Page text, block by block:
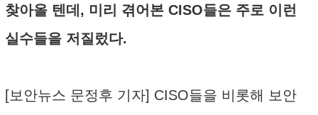
찾아올 텐데, 미리 겪어본 CISO들은 주로 이런
실수들을 저질렀다.
[보안뉴스 문정후 기자] CISO들을 비롯해 보안